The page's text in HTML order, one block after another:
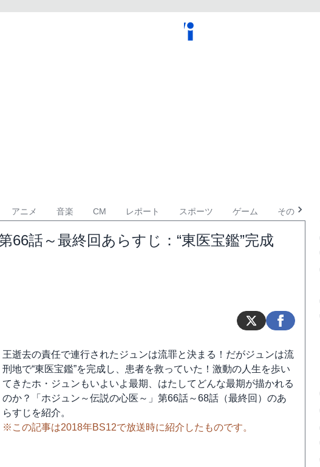
アニメ 音楽 CM レポート スポーツ ゲーム その他
66話～最終回あらすじ：“東医宝鑑”完成
王逝去の責任で連行されたジュンは流罪と決まる！だがジュンは流
刑地で“東医宝鑑”を完成し、患者を救っていた！激動の人生を歩い
てきたホ・ジュンもいよいよ最期、はたしてどんな最期が描かれる
のか？「ホジュン～伝説の心医～」第66話～68話（最終回）のあ
らすじを紹介。
※この記事は2018年BS12で放送時に紹介したものです。